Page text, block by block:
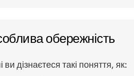
обережність
ви дізнаєтеся такі поняття, як: